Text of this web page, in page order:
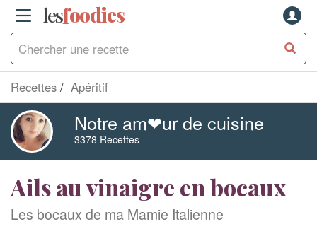
lesfoodies
Recettes Apéritif
Notre am❤ur de cuisine
3378 Recettes
Ails au vinaigre en bocaux
Les bocaux de ma Mamie Italienne